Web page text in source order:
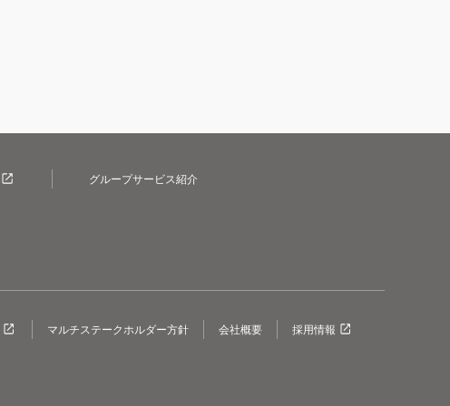
グループサービス紹介
マルチステークホルダー方針 会社概要 採用情報